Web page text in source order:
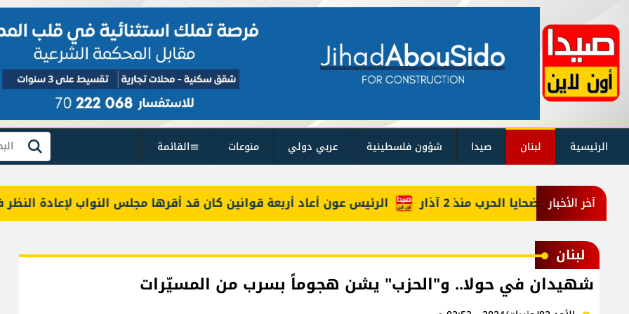
الرئيسية لبنان صيدا شؤون فلسطينية عربي دولي منوعات القائمة بحث
آخر الأخبار الرئيس عون أعاد أربعة قوانين كان قد أقرها مجلس النواب لإعادة النظر فيها حصيلة ضحايا الحرب منذ 2 آذار
لبنان
شهيدان في حولا.. و"الحزب" يشن هجوماً بسرب من المسيّرات